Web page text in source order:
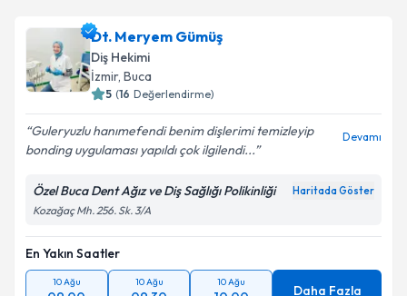
Dt. Meryem Gümüş
Diş Hekimi
İzmir, Buca
5 (16 Değerlendirme)
Guleryuzlu hanımefendi benim dişlerimi temizleyip
bonding uygulaması yapıldı çok ilgilendi...
Devamı
Özel Buca Dent Ağız ve Diş Sağlığı Polikinliği Haritada Göster
Kozağaç Mh. 256. Sk. 3/A
En Yakın Saatler
10 Ağu 10 Ağu 10 Ağu
Daha Fazla